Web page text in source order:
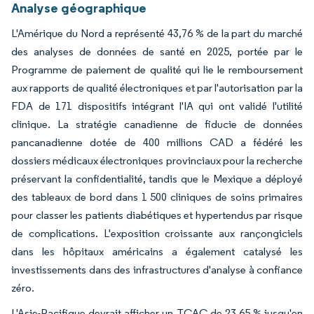
Analyse géographique
L'Amérique du Nord a représenté 43,76 % de la part du marché
des analyses de données de santé en 2025, portée par le
Programme de paiement de qualité qui lie le remboursement
aux rapports de qualité électroniques et par l'autorisation par la
FDA de 171 dispositifs intégrant l'IA qui ont validé l'utilité
clinique. La stratégie canadienne de fiducie de données
pancanadienne dotée de 400 millions CAD a fédéré les
dossiers médicaux électroniques provinciaux pour la recherche
préservant la confidentialité, tandis que le Mexique a déployé
des tableaux de bord dans 1 500 cliniques de soins primaires
pour classer les patients diabétiques et hypertendus par risque
de complications. L'exposition croissante aux rançongiciels
dans les hôpitaux américains a également catalysé les
investissements dans des infrastructures d'analyse à confiance
zéro.